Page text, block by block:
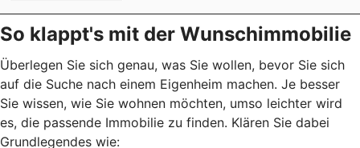
So klappt's mit der Wunschimmobilie
Überlegen Sie sich genau, was Sie wollen, bevor Sie sich
auf die Suche nach einem Eigenheim machen. Je besser
Sie wissen, wie Sie wohnen möchten, umso leichter wird
es, die passende Immobilie zu finden. Klären Sie dabei
Grundlegendes wie: